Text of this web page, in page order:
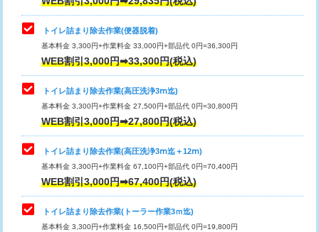
トイレ詰まり除去作業(便器脱着)
基本料金 3,300円+作業料金 33,000円+部品代 0円=36,300円
WEB割引3,000円➡33,300円(税込)
トイレ詰まり除去作業(高圧洗浄3ⅿ迄)
基本料金 3,300円+作業料金 27,500円+部品代 0円=30,800円
WEB割引3,000円➡27,800円(税込)
トイレ詰まり除去作業(高圧洗浄3ⅿ迄＋12ⅿ)
基本料金 3,300円+作業料金 67,100円+部品代 0円=70,400円
WEB割引3,000円➡67,400円(税込)
トイレ詰まり除去作業(トーラー作業3ｍ迄)
基本料金 3,300円+作業料金 16,500円+部品代 0円=19,800円